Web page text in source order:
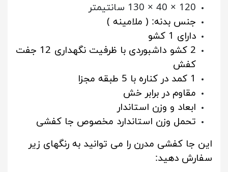
120 × 40 × 130 سانتیمتر
جنس بدنه: ( ملامینه )
دارای 1 کشو
2 کشو داشبوردی با ظرفیت نگهداری 12 جفت
کفش
1 کمد در کناره با 5 طبقه مجزا
مقاوم در برابر خش
ابعاد و وزن استاندار
تحمل وزن استاندارد مخصوص جا کفشی
این جا کفشی مدرن را می توانید به رنگهای زیر
سفارش دهید: